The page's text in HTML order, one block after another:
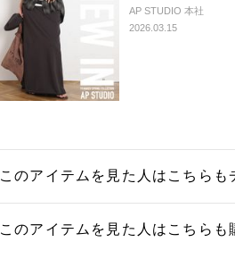
AP STUDIO 本社
2026.03.15
このアイテムを見た人はこちらも
このアイテムを見た人はこちらも